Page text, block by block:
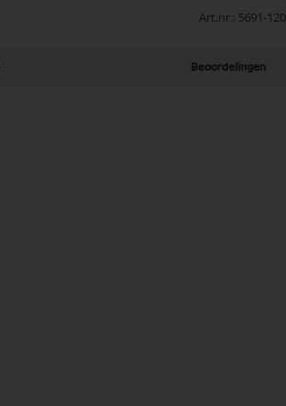
Art.nr. 5691-120
Beoordelingen